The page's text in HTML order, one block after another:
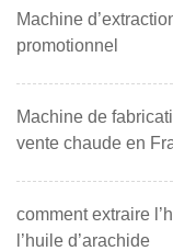
Machine
promotionnel
Machine de
vente chaude en
comment extraire
l’huile d’arachide